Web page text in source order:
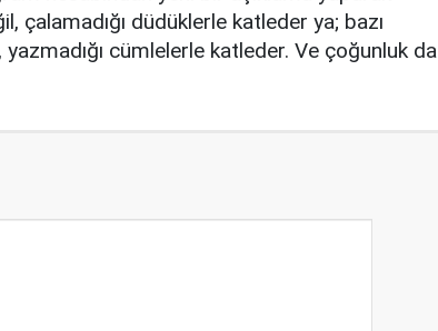
çalamadığı düdüklerle katleder ya; bazı
cümlelerle katleder. Ve çoğunluk da